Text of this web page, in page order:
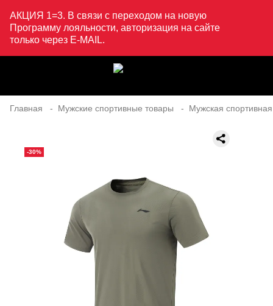
АКЦИЯ 1=3. В связи с переходом на новую
Программу лояльности, авторизация на сайте
только через E-MAIL.
Главная Мужские спортивные товары Мужская
-30%